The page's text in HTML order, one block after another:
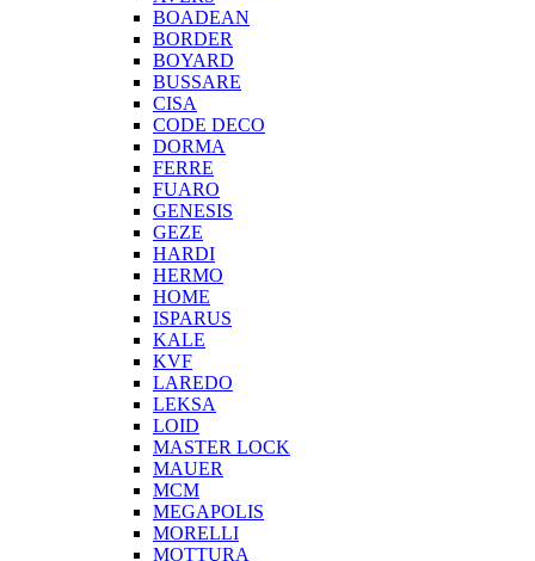
BOADEAN
BORDER
BOYARD
BUSSARE
CISA
CODE DECO
DORMA
FERRE
FUARO
GENESIS
GEZE
HARDI
HERMO
HOMЕ
ISPARUS
KALE
KVF
LAREDO
LEKSA
LOID
MASTER LOCK
MAUER
MCM
MEGAPOLIS
MORELLI
MOTTURA